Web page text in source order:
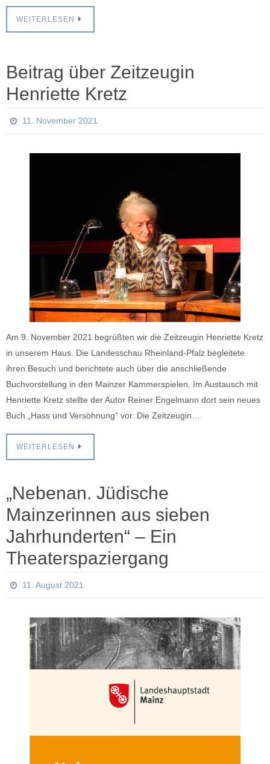
WEITERLESEN
Beitrag über Zeitzeugin
Henriette Kretz
11. November 2021
Am 9. November 2021 begrüßten wir die Zeitzeugin Henriette Kretz
in unserem Haus. Die Landesschau Rheinland-Pfalz begleitete
ihren Besuch und berichtete auch über die anschließende
Buchvorstellung in den Mainzer Kammerspielen. Im Austausch mit
Henriette Kretz stellte der Autor Reiner Engelmann dort sein neues
Buch „Hass und Versöhnung“ vor. Die Zeitzeugin…
WEITERLESEN
„Nebenan. Jüdische
Mainzerinnen aus sieben
Jahrhunderten“ – Ein
Theaterspaziergang
11. August 2021